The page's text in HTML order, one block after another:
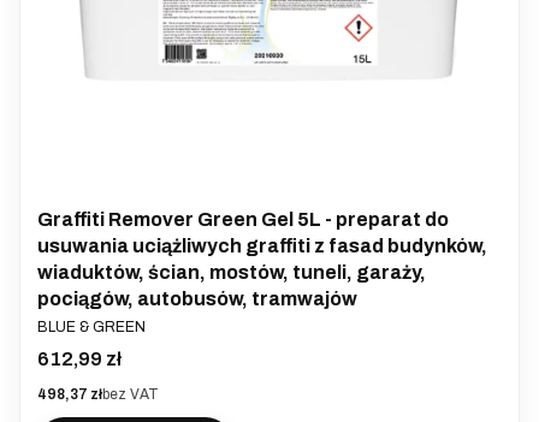
Graffiti Remover Green Gel 5L - preparat do
usuwania uciążliwych graffiti z fasad budynków,
wiaduktów, ścian, mostów, tuneli, garaży,
pociągów, autobusów, tramwajów
PRODUCENT
BLUE & GREEN
Cena
612,99 zł
Cena
498,37 złbez VAT